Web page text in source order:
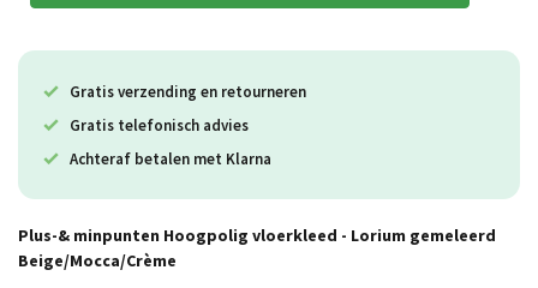
Gratis verzending en retourneren
Gratis telefonisch advies
Achteraf betalen met Klarna
Plus-& minpunten Hoogpolig vloerkleed - Lorium gemeleerd
Beige/Mocca/Crème